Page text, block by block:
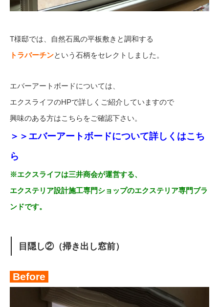
T様邸では、自然石風の平板敷きと調和する
トラバーチンという石柄をセレクトしました。
エバーアートボードについては、
エクスライフのHPで詳しくご紹介していますので
興味のある方はこちらをご確認下さい。
＞＞エバーアートボードについて詳しくはこち
ら
※エクスライフは三井商会が運営する、
エクステリア設計施工専門ショップのエクステリア専門ブラ
ンドです。
目隠し②（掃き出し窓前）
Before